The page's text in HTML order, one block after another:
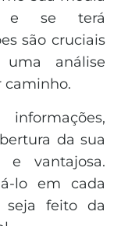
e se terá
são cruciais
análise
caminho.
da sua
vantajosa.
lo em cada
seja feito da